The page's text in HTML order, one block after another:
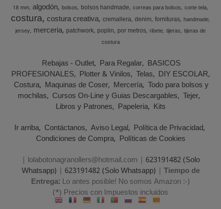
18 mm algodón bolsos bolsos handmade correas para bolsos corte tela
costura costura creativa cremallera denim fornituras handmade
jersey merceria patchwork poplin por metros ribete tijeras tijeras de
costura
Rebajas - Outlet Para Regalar BASICOS
PROFESIONALES Plotter & Vinilos Telas DIY ESCOLAR
Costura Maquinas de Coser Mercería Todo para bolsos y
mochilas Cursos On-Line y Guias Descargables Tejer
Libros y Patrones Papeleria Kits
Ir arriba Contáctanos Aviso Legal Política de Privacidad
Condiciones de Compra Políticas de Cookies
| lolabotonagranollers@hotmail.com | 623191482 (Solo
Whatsapp) | 623191482 (Solo Whatsapp) | Tiempo de
Entrega:Lo antes posible! No somos Amazon :-)
(*) Precios con Impuestos incluidos